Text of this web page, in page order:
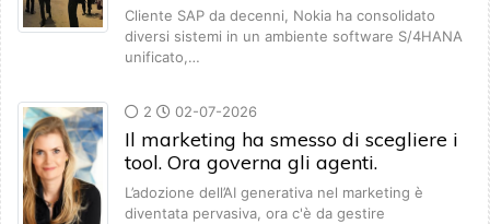
Cliente SAP da decenni, Nokia ha consolidato
diversi sistemi in un ambiente software S/4HANA
unificato,…
2 02-07-2026
Il marketing ha smesso di scegliere i
tool. Ora governa gli agenti.
L’adozione dell’AI generativa nel marketing è
diventata pervasiva, ora c'è da gestire